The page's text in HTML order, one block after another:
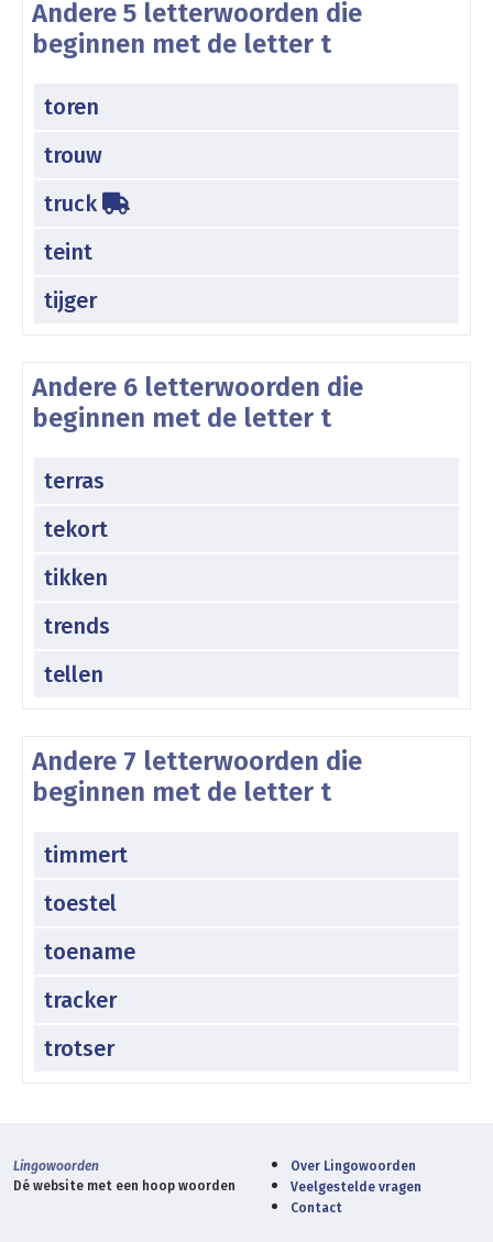
Andere 5 letterwoorden die
beginnen met de letter t
toren
trouw
truck
teint
tijger
Andere 6 letterwoorden die
beginnen met de letter t
terras
tekort
tikken
trends
tellen
Andere 7 letterwoorden die
beginnen met de letter t
timmert
toestel
toename
tracker
trotser
Lingowoorden
Dé website met een hoop woorden
Over Lingowoorden
Veelgestelde vragen
Contact